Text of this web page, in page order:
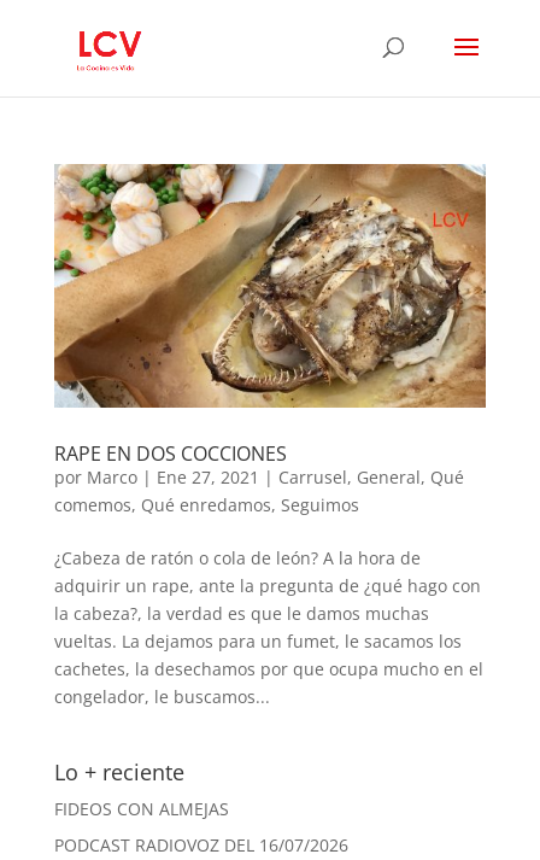
RAPE EN DOS COCCIONES
por Marco| Ene 27, 2021 | Carrusel, General, Qué
comemos, Qué enredamos, Seguimos
¿Cabeza de ratón o cola de león? A la hora de
adquirir un rape, ante la pregunta de ¿qué hago con
la cabeza?, la verdad es que le damos muchas
vueltas. La dejamos para un fumet, le sacamos los
cachetes, la desechamos por que ocupa mucho en el
congelador, le buscamos...
Lo + reciente
FIDEOS CON ALMEJAS
PODCAST RADIOVOZ DEL 16/07/2026